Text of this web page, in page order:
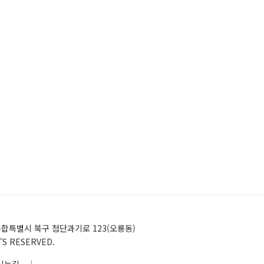
별시 북구 첨단과기로 123(오룡동)
RESERVED.